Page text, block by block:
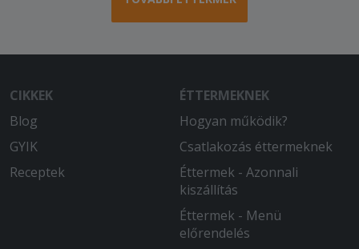
CIKKEK
Blog
GYIK
Receptek
ÉTTERMEKNEK
Hogyan működik?
Csatlakozás éttermeknek
Éttermek - Azonnali
kiszállítás
Éttermek - Menü
előrendelés